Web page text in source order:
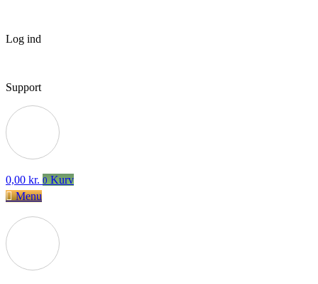
Log ind
Support
0,00 kr. 0 Kurv
Menu